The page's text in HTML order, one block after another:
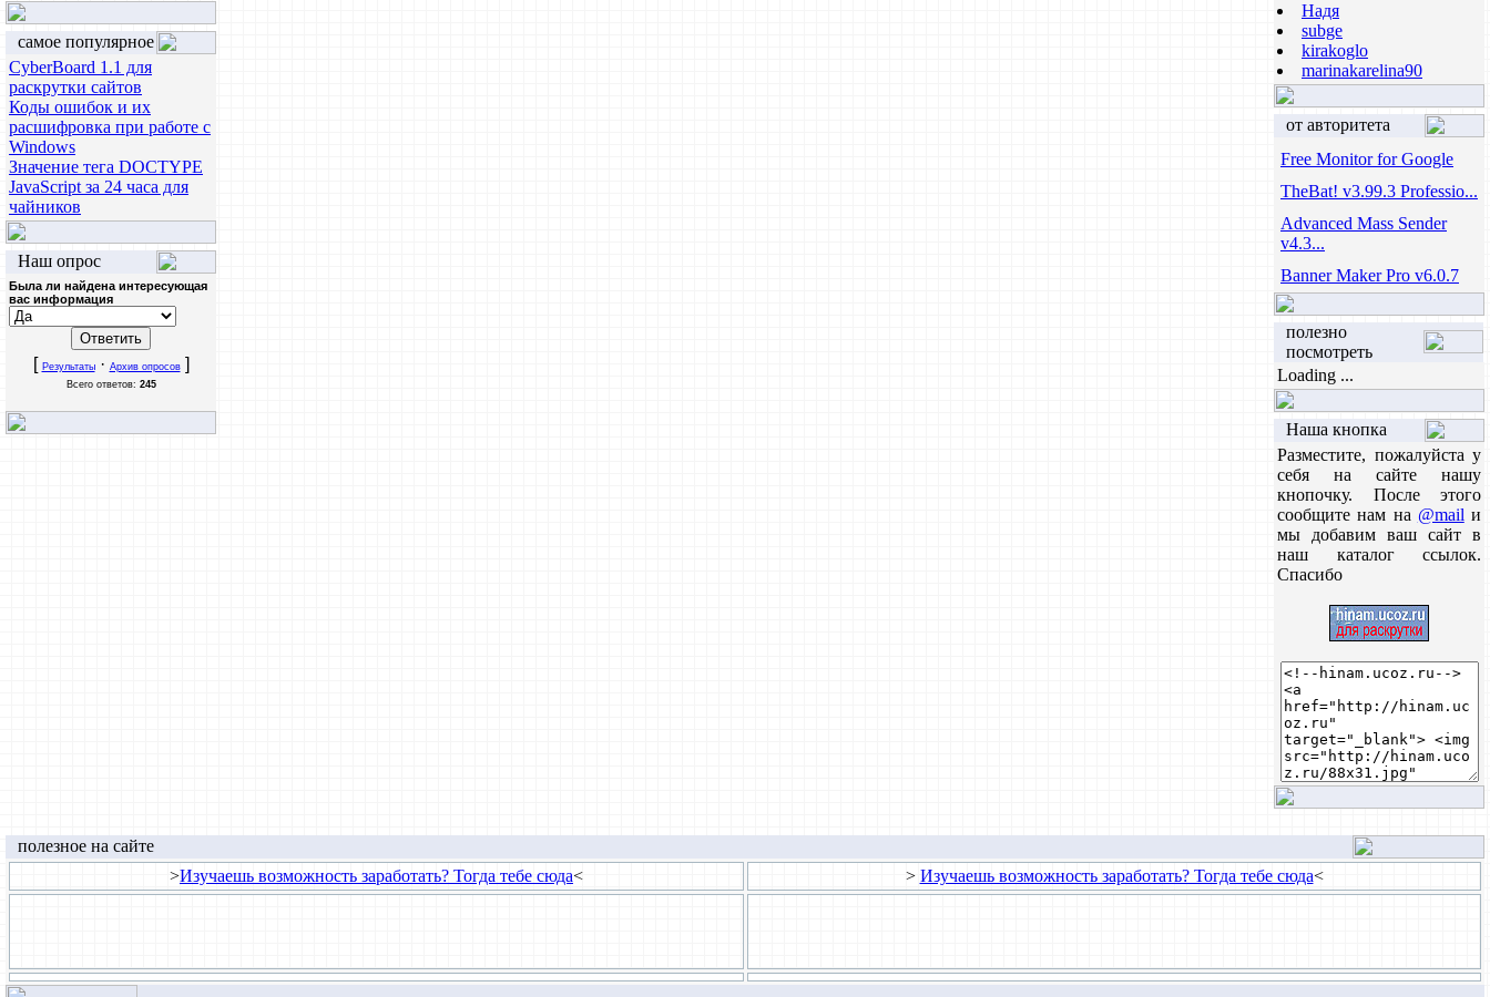
самое популярное
CyberBoard 1.1 для
раскрутки сайтов
Коды ошибок и их
расшифровка при работе с
Windows
Значение тега DOCTYPE
JavaScript за 24 часа для
чайников
Наш опрос
Была ли найдена интересующая
вас информация
[ Результаты· Архив опросов]
Всего ответов: 245
Надя
subge
kirakoglo
marinakarelina90
от авторитета
Free Monitor for Google
TheBat! v3.99.3 Professio...
Advanced Mass Sender
v4.3...
Banner Maker Pro v6.0.7
полезно
посмотреть
Loading ...
Наша кнопка
Разместите, пожалуйста у
себя на сайте нашу
кнопочку. После этого
сообщите нам на @mail и
мы добавим ваш сайт в
наш каталог ссылок.
Спасибо
полезное на сайте
>Изучаешь возможность заработать? Тогда тебе сюда< > Изучаешь возможность заработать? Тогда тебе сюда<